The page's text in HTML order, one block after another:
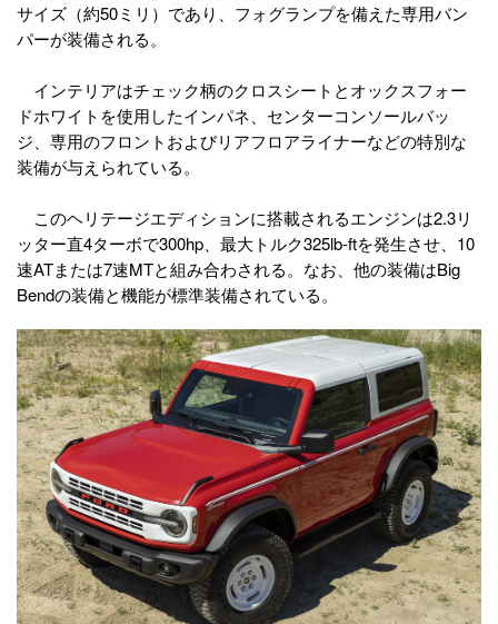
サイズ（約50ミリ）であり、フォグランプを備えた専用バン
パーが装備される。
インテリアはチェック柄のクロスシートとオックスフォー
ドホワイトを使用したインパネ、センターコンソールバッ
ジ、専用のフロントおよびリアフロアライナーなどの特別な
装備が与えられている。
このヘリテージエディションに搭載されるエンジンは2.3リ
ッター直4ターボで300hp、最大トルク325lb-ftを発生させ、10
速ATまたは7速MTと組み合わされる。なお、他の装備はBig
Bendの装備と機能が標準装備されている。